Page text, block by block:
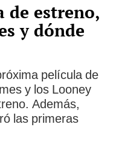
de estreno,
y dónde
película de
y los Looney
Además,
las primeras